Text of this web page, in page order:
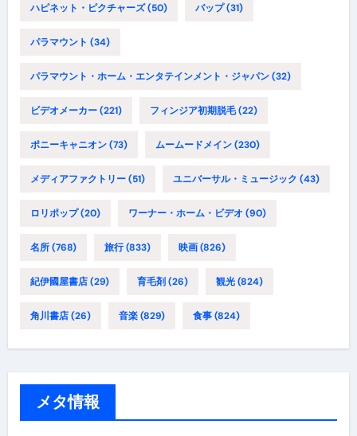
ハピネット・ピクチャーズ(50) バップ(31)
パラマウント (34)
パラマウント・ホーム・エンタテインメント・ジャパン(32)
ビデオメーカー(221) フィンジア初期脱毛(22)
ポニーキャニオン(73) ムームードメイン(230)
メディアファクトリー(51) ユニバーサル・ミュージック (43)
ロリポップ(20) ワーナー・ホーム・ビデオ (90)
名所(768) 旅行(833) 映画(826)
紀伊國屋書店(29) 育毛剤(26) 観光(824)
角川書店(26) 音楽(829) 食事(824)
メタ情報